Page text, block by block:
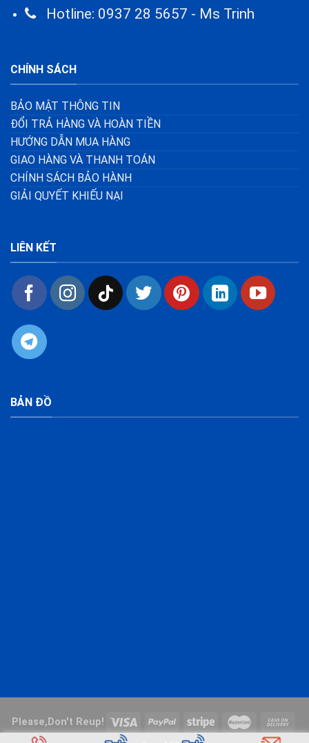
Hotline: 0937 28 5657 - Ms Trinh
CHÍNH SÁCH
BẢO MẬT THÔNG TIN
ĐỔI TRẢ HÀNG VÀ HOÀN TIỀN
HƯỚNG DẪN MUA HÀNG
GIAO HÀNG VÀ THANH TOÁN
CHÍNH SÁCH BẢO HÀNH
GIẢI QUYẾT KHIẾU NẠI
LIÊN KẾT
BẢN ĐỒ
Please,Don't Reup!